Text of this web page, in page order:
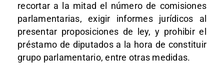
recortar a la mitad el número de comisiones
parlamentarias, exigir informes jurídicos al
presentar proposiciones de ley, y prohibir el
préstamo de diputados a la hora de constituir
grupo parlamentario, entre otras medidas.